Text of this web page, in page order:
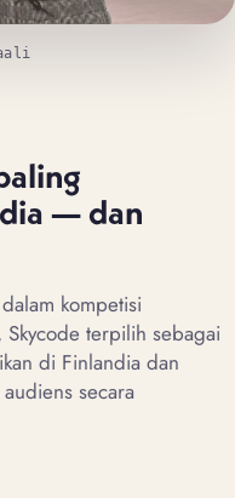
— dan
kompetisi
terpilih sebagai
di Finlandia dan
secara